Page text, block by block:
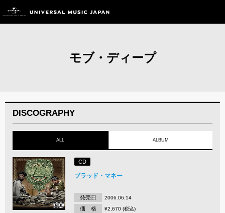
モブ・ディープ
DISCOGRAPHY
ALL ALBUM
CD
ブラッド・マネー
発売日 2006.06.14
価 格 ¥2,670 (税込)